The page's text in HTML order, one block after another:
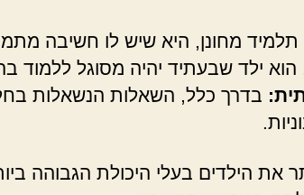
מחונן, היא שיש לו חשיבה
הוא ילד שבעתיד יהיה מסוגל
בדרך כלל, השאלות הנשאלות
את הילדים בעלי היכולת הגבוהה